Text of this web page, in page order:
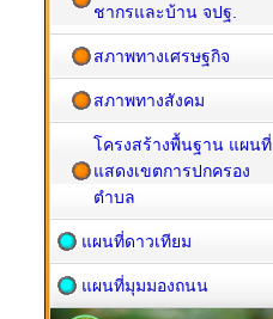
ชากรและบ้าน จปฐ.
สภาพทางเศรษฐกิจ
สภาพทางสังคม
โครงสร้างพื้นฐาน แผนที่
แสดงเขตการปกครอง
ตำบล
แผนที่ดาวเทียม
แผนที่มุมมองถนน